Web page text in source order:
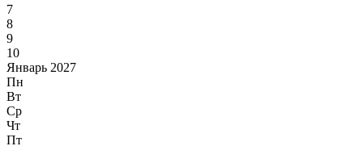
7
8
9
10
Январь 2027
Пн
Вт
Ср
Чт
Пт